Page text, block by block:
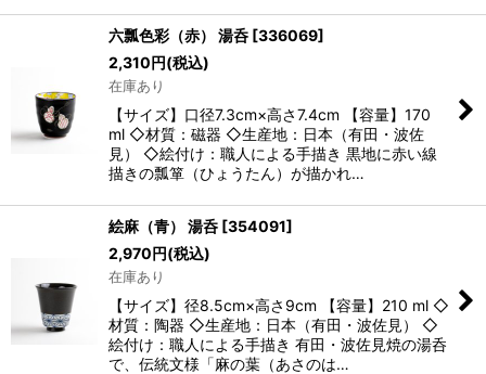
六瓢色彩（赤） 湯呑 [336069]
2,310円(税込)
在庫あり
【サイズ】口径7.3cm×高さ7.4cm 【容量】170
ml ◇材質：磁器 ◇生産地：日本（有田・波佐
見） ◇絵付け：職人による手描き 黒地に赤い線
描きの瓢箪（ひょうたん）が描かれ…
絵麻（青） 湯呑 [354091]
2,970円(税込)
在庫あり
【サイズ】径8.5cm×高さ9cm 【容量】210 ml ◇
材質：陶器 ◇生産地：日本（有田・波佐見） ◇
絵付け：職人による手描き 有田・波佐見焼の湯呑
で、伝統文様「麻の葉（あさのは…